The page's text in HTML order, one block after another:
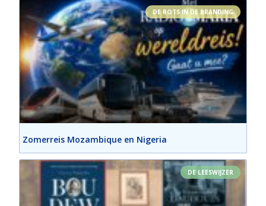
DE ROTS IN DE BRANDING
Zomerreis Mozambique en Nigeria
DE LEESWIJZER